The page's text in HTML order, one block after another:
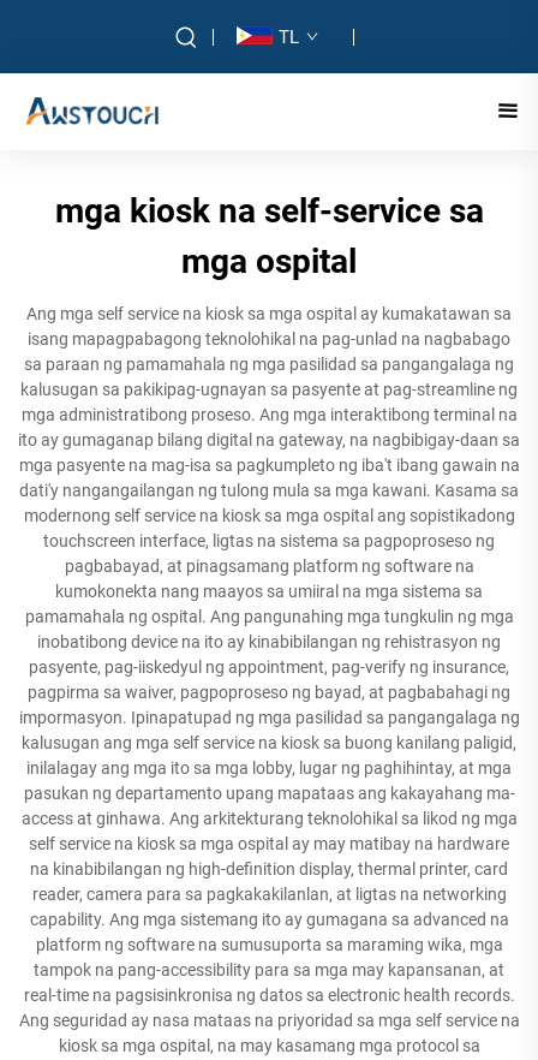
TL
mga kiosk na self-service sa
mga ospital
Ang mga self service na kiosk sa mga ospital ay kumakatawan sa
isang mapagpabagong teknolohikal na pag-unlad na nagbabago
sa paraan ng pamamahala ng mga pasilidad sa pangangalaga ng
kalusugan sa pakikipag-ugnayan sa pasyente at pag-streamline ng
mga administratibong proseso. Ang mga interaktibong terminal na
ito ay gumaganap bilang digital na gateway, na nagbibigay-daan sa
mga pasyente na mag-isa sa pagkumpleto ng iba't ibang gawain na
dati'y nangangailangan ng tulong mula sa mga kawani. Kasama sa
modernong self service na kiosk sa mga ospital ang sopistikadong
touchscreen interface, ligtas na sistema sa pagpoproseso ng
pagbabayad, at pinagsamang platform ng software na
kumokonekta nang maayos sa umiiral na mga sistema sa
pamamahala ng ospital. Ang pangunahing mga tungkulin ng mga
inobatibong device na ito ay kinabibilangan ng rehistrasyon ng
pasyente, pag-iiskedyul ng appointment, pag-verify ng insurance,
pagpirma sa waiver, pagpoproseso ng bayad, at pagbabahagi ng
impormasyon. Ipinapatupad ng mga pasilidad sa pangangalaga ng
kalusugan ang mga self service na kiosk sa buong kanilang paligid,
inilalagay ang mga ito sa mga lobby, lugar ng paghihintay, at mga
pasukan ng departamento upang mapataas ang kakayahang ma-
access at ginhawa. Ang arkitekturang teknolohikal sa likod ng mga
self service na kiosk sa mga ospital ay may matibay na hardware
na kinabibilangan ng high-definition display, thermal printer, card
reader, camera para sa pagkakakilanlan, at ligtas na networking
capability. Ang mga sistemang ito ay gumagana sa advanced na
platform ng software na sumusuporta sa maraming wika, mga
tampok na pang-accessibility para sa mga may kapansanan, at
real-time na pagsisinkronisa ng datos sa electronic health records.
Ang seguridad ay nasa mataas na priyoridad sa mga self service na
kiosk sa mga ospital, na may kasamang mga protocol sa